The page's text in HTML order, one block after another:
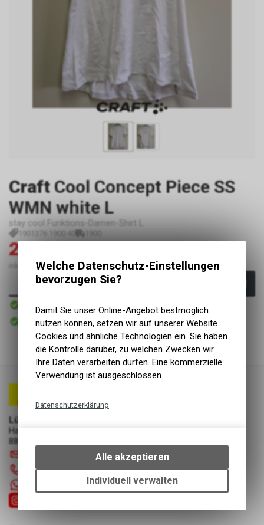
Craft Cool Concept Piece SS
WMN white L
stay cool Funktions-Damen-Shirt L
1901376 1900 40 1900
29.00
inkl. MwSt., zzgl.Versandkosten
In den Warenkorb
Versand
Abholung Lüscher Motor- & Bike World
Lüscher Motor- & Bike World
Hauptstrasse 29a
8867 Niederurnen
055 610 31 31
Welche Datenschutz-Einstellungen
bevorzugen Sie?
Damit Sie unser Online-Angebot bestmöglich
nutzen können, setzen wir auf unserer Website
Cookies und ähnliche Technologien ein. Sie haben
die Kontrolle darüber, zu welchen Zwecken wir
Ihre Daten verarbeiten dürfen. Eine kommerzielle
Verwendung ist ausgeschlossen.
Datenschutzerklärung
bestimmte Interaktionen und
Einstellungen auf Ihrem Gerät,
um die grundlegenden
Funktionen unseres Online-
Alle akzeptieren
Individuell verwalten